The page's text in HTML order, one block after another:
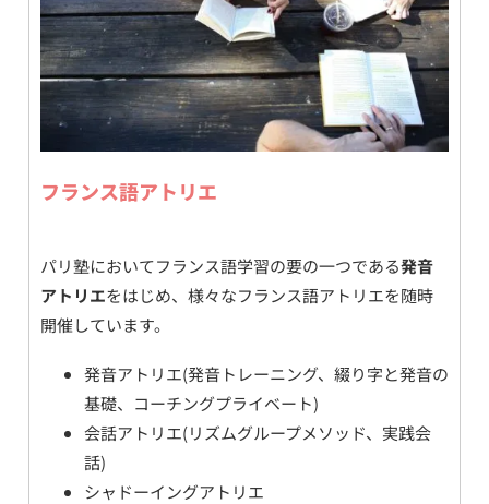
フランス語アトリエ
パリ塾においてフランス語学習の要の一つである発音
アトリエをはじめ、様々なフランス語アトリエを随時
開催しています。
発音アトリエ(発音トレーニング、綴り字と発音の
基礎、コーチングプライベート)
会話アトリエ(リズムグループメソッド、実践会
話)
シャドーイングアトリエ